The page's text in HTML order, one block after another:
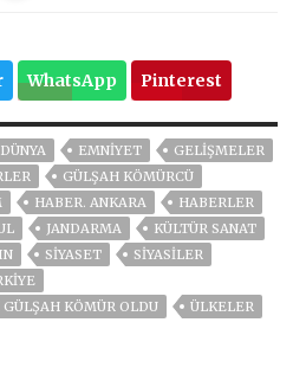
WhatsApp Pinterest
DÜNYA EMNİYET
GELIŞMELER
GÜLŞAH KÖMÜRCÜ
HABER. ANKARA
HABERLER
JANDARMA
KÜLTÜR SANAT
SİYASET
SİYASİLER
GÜLŞAH KÖMÜR OLDU
ÜLKELER